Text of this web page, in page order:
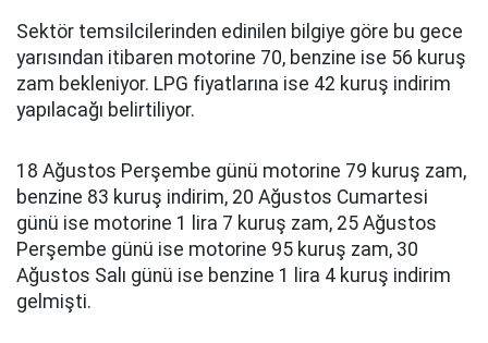
Sektör temsilcilerinden edinilen bilgiye göre bu gece
yarısından itibaren motorine 70, benzine ise 56 kuruş
zam bekleniyor. LPG fiyatlarına ise 42 kuruş indirim
yapılacağı belirtiliyor.
18 Ağustos Perşembe günü motorine 79 kuruş zam,
benzine 83 kuruş indirim, 20 Ağustos Cumartesi
günü ise motorine 1 lira 7 kuruş zam, 25 Ağustos
Perşembe günü ise motorine 95 kuruş zam, 30
Ağustos Salı günü ise benzine 1 lira 4 kuruş indirim
gelmişti.